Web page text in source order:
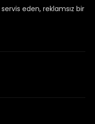
servis eden, reklamsız bir